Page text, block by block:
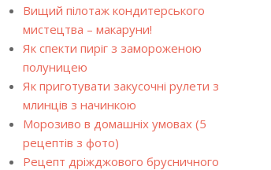
Вищий пілотаж кондитерського
мистецтва – макаруни!
Як спекти пиріг з замороженою
полуницею
Як приготувати закусочні рулети з
млинців з начинкою
Морозиво в домашніх умовах (5
рецептів з фото)
Рецепт дріжджового брусничного